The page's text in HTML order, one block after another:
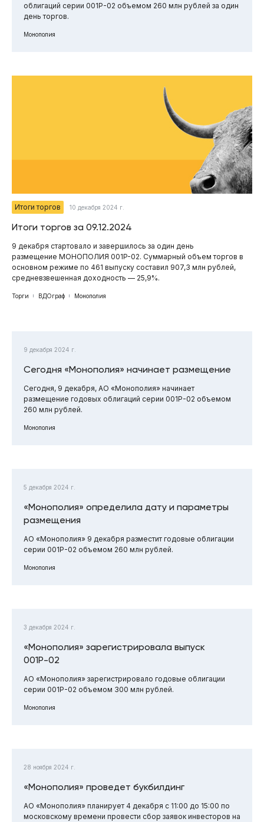
облигаций серии 001Р-02 объемом 260 млн рублей за один
день торгов.
Монополия
Итоги торгов 10 декабря 2024 г.
Итоги торгов за 09.12.2024
9 декабря стартовало и завершилось за один день
размещение МОНОПОЛИЯ 001P-02. Суммарный объем торгов в
основном режиме по 461 выпуску составил 907,3 млн рублей,
средневзвешенная доходность — 25,9%.
Торги ВДОграф Монополия
9 декабря 2024 г.
Сегодня «Монополия» начинает размещение
Сегодня, 9 декабря, АО «Монополия» начинает
размещение годовых облигаций серии 001Р-02 объемом
260 млн рублей.
Монополия
5 декабря 2024 г.
«Монополия» определила дату и параметры
размещения
АО «Монополия» 9 декабря разместит годовые облигации
серии 001Р-02 объемом 260 млн рублей.
Монополия
3 декабря 2024 г.
«Монополия» зарегистрировала выпуск
001Р-02
АО «Монополия» зарегистрировало годовые облигации
серии 001Р-02 объемом 300 млн рублей.
Монополия
28 ноября 2024 г.
«Монополия» проведет букбилдинг
АО «Монополия» планирует 4 декабря с 11:00 до 15:00 по
московскому времени провести сбор заявок инвесторов на